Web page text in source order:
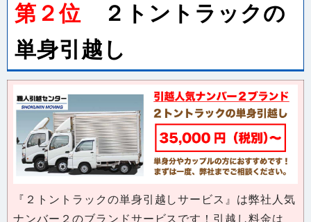
単身引越し
『２トントラックの単身引越しサービス』は弊社人気
ナンバー２のブランドサービスです！引越し料金は
業界最安値の『３５,０００円(税別) 〜』で